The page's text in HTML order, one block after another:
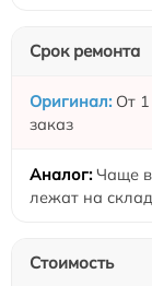
Срок ремонта
От
заказ
Чаще
лежат на
Стоимость